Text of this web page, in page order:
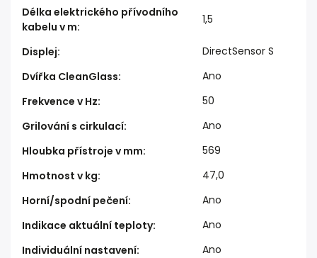
Délka elektrického přívodního
kabelu v m:
1,5
Displej:
DirectSensor S
Dvířka CleanGlass:
Ano
Frekvence v Hz:
50
Grilování s cirkulací:
Ano
Hloubka přístroje v mm:
569
Hmotnost v kg:
47,0
Horní/spodní pečení:
Ano
Indikace aktuální teploty:
Ano
Individuální nastavení:
Ano